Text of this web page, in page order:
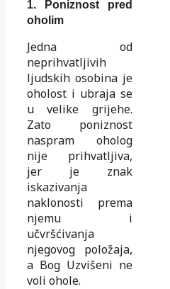
1.
Poniznost pred
oholim
Jedna od
neprihvatljivih
ljudskih osobina je
oholost i ubraja se
u velike grijehe.
Zato poniznost
naspram oholog
nije prihvatljiva,
jer je znak
iskazivanja
naklonosti prema
njemu i
učvršćivanja
njegovog položaja,
a Bog Uzvišeni ne
voli ohole.